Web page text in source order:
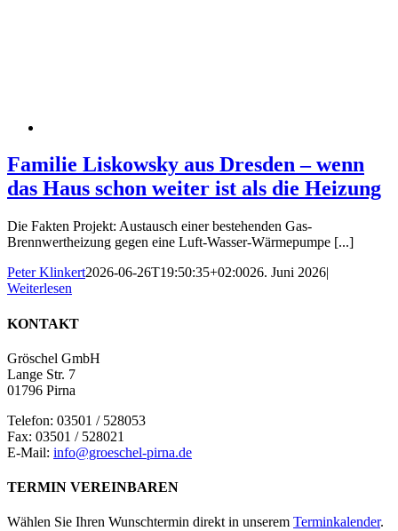
Familie Liskowsky aus Dresden – wenn
das Haus schon weiter ist als die Heizung
Die Fakten Projekt: Austausch einer bestehenden Gas-
Brennwertheizung gegen eine Luft-Wasser-Wärmepumpe [...]
Peter Klinkert2026-06-26T19:50:35+02:0026. Juni 2026|
Weiterlesen
KONTAKT
Gröschel GmbH
Lange Str. 7
01796 Pirna
Telefon: 03501 / 528053
Fax: 03501 / 528021
E-Mail: info@groeschel-pirna.de
TERMIN VEREINBAREN
Wählen Sie Ihren Wunschtermin direkt in unserem Terminkalender.